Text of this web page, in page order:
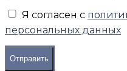
Я согласен с
персональных данных
Отправить